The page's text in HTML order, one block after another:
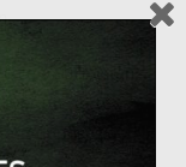
ce « Sunnistan
un porte-
opposés à